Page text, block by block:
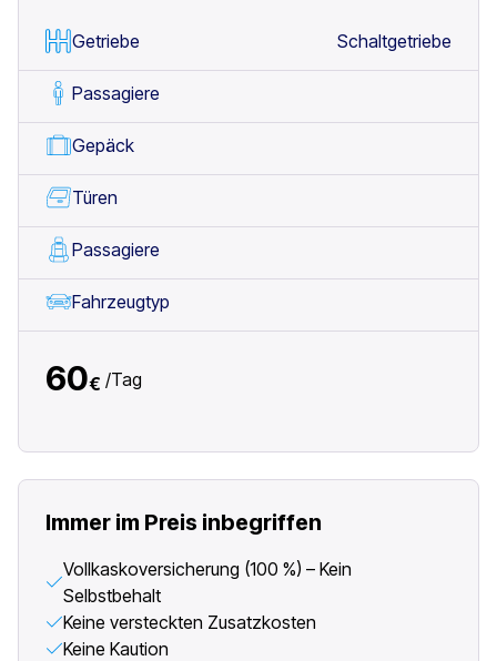
Getriebe Schaltgetriebe
Passagiere
Gepäck
Türen
Passagiere
Fahrzeugtyp
60€ /Tag
Immer im Preis inbegriffen
Vollkaskoversicherung (100 %) – Kein
Selbstbehalt
Keine versteckten Zusatzkosten
Keine Kaution